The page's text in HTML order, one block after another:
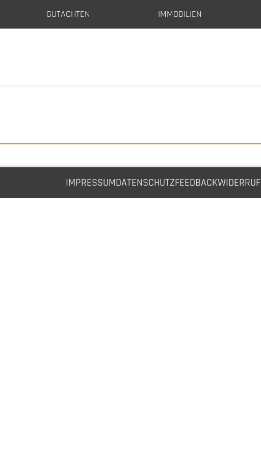
GUTACHTEN IMMOBILIEN
IMPRESSUMDATENSCHUTZFEEDBACKWIDERRUF